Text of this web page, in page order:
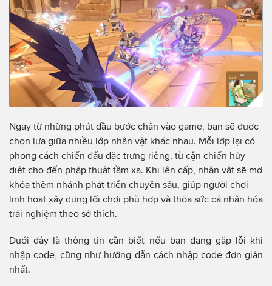
Ngay từ những phút đầu bước chân vào game, bạn sẽ được
chọn lựa giữa nhiều lớp nhân vật khác nhau. Mỗi lớp lại có
phong cách chiến đấu đặc trưng riêng, từ cận chiến hủy
diệt cho đến pháp thuật tầm xa. Khi lên cấp, nhân vật sẽ mở
khóa thêm nhánh phát triển chuyên sâu, giúp người chơi
linh hoạt xây dựng lối chơi phù hợp và thỏa sức cá nhân hóa
trải nghiệm theo sở thích.
Dưới đây là thông tin cần biết nếu bạn đang gặp lỗi khi
nhập code, cũng như hướng dẫn cách nhập code đơn giản
nhất.